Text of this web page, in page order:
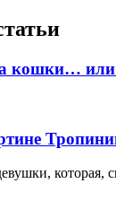
кошки…
которая,